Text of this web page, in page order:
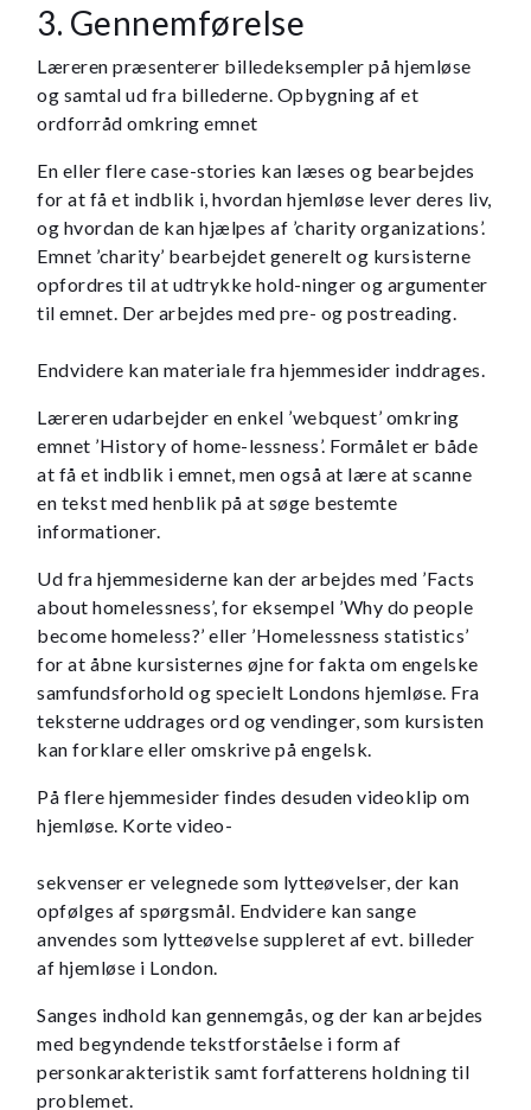
3. Gennemførelse
Læreren præsenterer billedeksempler på hjemløse
og samtal ud fra billederne. Opbygning af et
ordforråd omkring emnet
En eller flere case-stories kan læses og bearbejdes
for at få et indblik i, hvordan hjemløse lever deres liv,
og hvordan de kan hjælpes af ’charity organizations’.
Emnet ’charity’ bearbejdet generelt og kursisterne
opfordres til at udtrykke hold-ninger og argumenter
til emnet. Der arbejdes med pre- og postreading.
Endvidere kan materiale fra hjemmesider inddrages.
Læreren udarbejder en enkel ’webquest’ omkring
emnet ’History of home-lessness’. Formålet er både
at få et indblik i emnet, men også at lære at scanne
en tekst med henblik på at søge bestemte
informationer.
Ud fra hjemmesiderne kan der arbejdes med ’Facts
about homelessness’, for eksempel ’Why do people
become homeless?’ eller ’Homelessness statistics’
for at åbne kursisternes øjne for fakta om engelske
samfundsforhold og specielt Londons hjemløse. Fra
teksterne uddrages ord og vendinger, som kursisten
kan forklare eller omskrive på engelsk.
På flere hjemmesider findes desuden videoklip om
hjemløse. Korte video-
sekvenser er velegnede som lytteøvelser, der kan
opfølges af spørgsmål. Endvidere kan sange
anvendes som lytteøvelse suppleret af evt. billeder
af hjemløse i London.
Sanges indhold kan gennemgås, og der kan arbejdes
med begyndende tekstforståelse i form af
personkarakteristik samt forfatterens holdning til
problemet.